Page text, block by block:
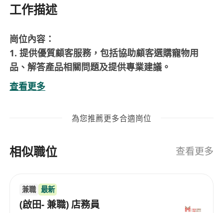
工作描述
崗位內容：
1. 提供優質顧客服務，包括協助顧客選購寵物用
品、解答產品相關問題及提供專業建議。
2. 負責店舖的日常運作，確保陳列整潔有序，貨品
充足並符合品牌形象標準。
告缺貨情況，以支持後勤補貨流程。
作，如貨架擺放、商品標籤更新等。
工作要求：
查看更多
為您推薦更多合適崗位
相似職位 查看更多
兼職 最新
(啟田- 兼職) 店務員